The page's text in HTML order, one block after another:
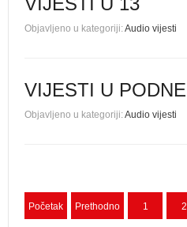
Objavljeno u kategoriji:Audio vijesti
VIJESTI U PODNE
Objavljeno u kategoriji:Audio vijesti
Početak Prethodno 1 2